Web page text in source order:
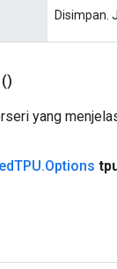
Disimpan.
()
yang
TPU.Options